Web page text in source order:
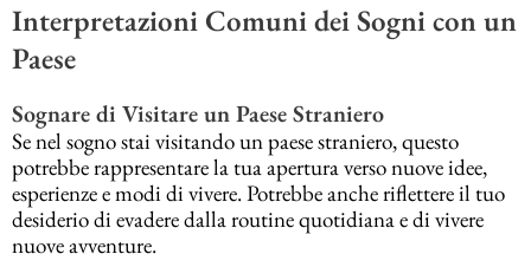
Interpretazioni Comuni dei Sogni con un
Paese
Sognare di Visitare un Paese Straniero
Se nel sogno stai visitando un paese straniero, questo
potrebbe rappresentare la tua apertura verso nuove idee,
esperienze e modi di vivere. Potrebbe anche riflettere il tuo
desiderio di evadere dalla routine quotidiana e di vivere
nuove avventure.